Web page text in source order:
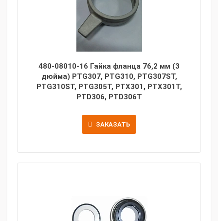
480-08010-16 Гайка фланца 76,2 мм (3
дюйма) PTG307, PTG310, PTG307ST,
PTG310ST, PTG305T, PTX301, PTX301T,
PTD306, PTD306T
ЗАКАЗАТЬ